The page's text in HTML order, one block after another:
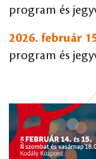
program és
2026. február
program és